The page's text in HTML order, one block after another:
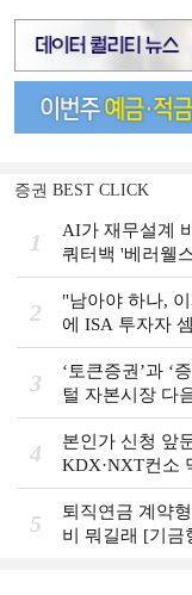
증권 BEST CLICK
1
AI가 재무설계
쿼터백 '베러웰
2
"남아야 하나,
에 ISA 투자자
3
‘토큰증권’과 ‘
털 자본시장 다
4
본인가 신청 앞
KDX·NXT컨소
5
퇴직연금 계약
비 뭐길래 [기금